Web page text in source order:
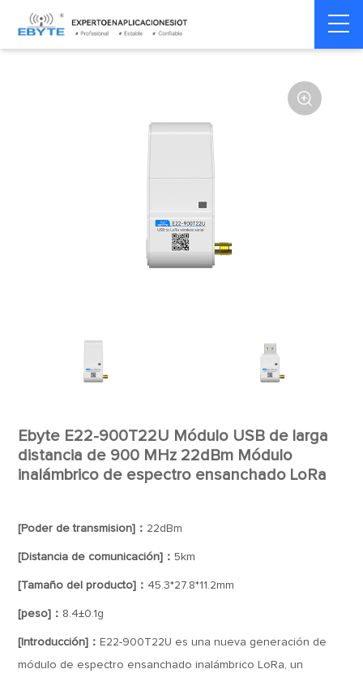
Home > Módulo > SPI/SOC/UART

Ebyte E22-900T22U Módulo USB de larga
distancia de 900 MHz 22dBm Módulo
inalámbrico de espectro ensanchado LoRa
[Poder de transmision]： 22dBm
[Distancia de comunicación]：5km
[Tamaño del producto]： 45.3*27.8*11.2mm
[peso]： 8.4±0.1g
[Introducción]： E22-900T22U es una nueva generación de
módulo de espectro ensanchado inalámbrico LoRa, un